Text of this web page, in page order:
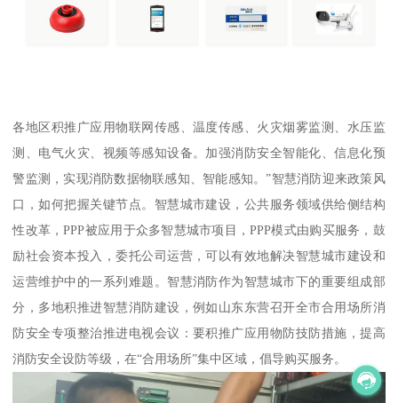
各地区积推广应用物联网传感、温度传感、火灾烟雾监测、水压监
测、电气火灾、视频等感知设备。加强消防安全智能化、信息化预
警监测，实现消防数据物联感知、智能感知。”智慧消防迎来政策风
口，如何把握关键节点。智慧城市建设，公共服务领域供给侧结构
性改革，PPP被应用于众多智慧城市项目，PPP模式由购买服务，鼓
励社会资本投入，委托公司运营，可以有效地解决智慧城市建设和
运营维护中的一系列难题。智慧消防作为智慧城市下的重要组成部
分，多地积推进智慧消防建设，例如山东东营召开全市合用场所消
防安全专项整治推进电视会议：要积推广应用物防技防措施，提高
消防安全设防等级，在“合用场所”集中区域，倡导购买服务。